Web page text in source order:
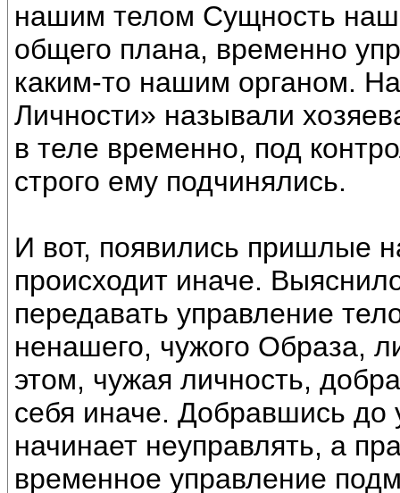
нашим телом Сущность
общего плана, временно
каким-то нашим органом.
Личности» называли
в теле временно, под
строго ему подчинялись.
И вот, появились пришлые
происходит иначе.
передавать управление
ненашего, чужого Образа,
этом, чужая личность,
себя иначе. Добравшись до
начинает неуправлять, а
временное управление